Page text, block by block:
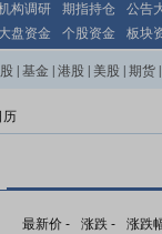
构调研 期指持仓
公告
大盘资金 个股资金 板块
基金 港股 美股 期货
历
最新价 - 涨跌 - 涨跌